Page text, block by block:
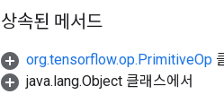
상속된 메서드
org.tensorflow.op.PrimitiveOp
java.lang.Object 클래스에서